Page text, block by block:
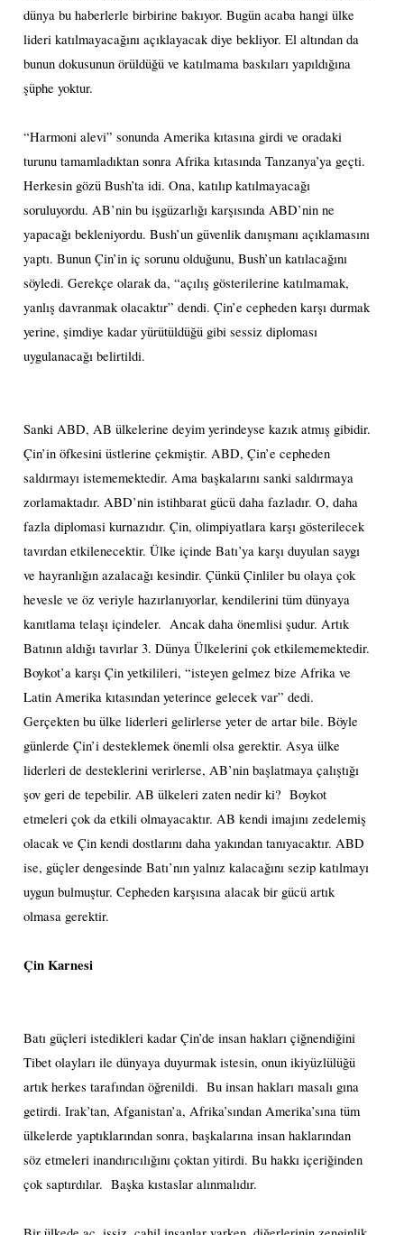
dünya bu haberlerle birbirine bakıyor. Bugün acaba hangi ülke
lideri katılmayacağını açıklayacak diye bekliyor. El altından da
bunun dokusunun örüldüğü ve katılmama baskıları yapıldığına
şüphe yoktur.
“Harmoni alevi” sonunda Amerika kıtasına girdi ve oradaki
turunu tamamladıktan sonra Afrika kıtasında Tanzanya’ya geçti.
Herkesin gözü Bush’ta idi. Ona, katılıp katılmayacağı
soruluyordu. AB’nin bu işgüzarlığı karşısında ABD’nin ne
yapacağı bekleniyordu. Bush’un güvenlik danışmanı açıklamasını
yaptı. Bunun Çin’in iç sorunu olduğunu, Bush’un katılacağını
söyledi. Gerekçe olarak da, “açılış gösterilerine katılmamak,
yanlış davranmak olacaktır” dendi. Çin’e cepheden karşı durmak
yerine, şimdiye kadar yürütüldüğü gibi sessiz diploması
uygulanacağı belirtildi.
Sanki ABD, AB ülkelerine deyim yerindeyse kazık atmış gibidir.
Çin’in öfkesini üstlerine çekmiştir. ABD, Çin’e cepheden
saldırmayı istememektedir. Ama başkalarını sanki saldırmaya
zorlamaktadır. ABD’nin istihbarat gücü daha fazladır. O, daha
fazla diplomasi kurnazıdır. Çin, olimpiyatlara karşı gösterilecek
tavırdan etkilenecektir. Ülke içinde Batı’ya karşı duyulan saygı
ve hayranlığın azalacağı kesindir. Çünkü Çinliler bu olaya çok
hevesle ve öz veriyle hazırlanıyorlar, kendilerini tüm dünyaya
kanıtlama telaşı içindeler. Ancak daha önemlisi şudur. Artık
Batının aldığı tavırlar 3. Dünya Ülkelerini çok etkilememektedir.
Boykot’a karşı Çin yetkilileri, “isteyen gelmez bize Afrika ve
Latin Amerika kıtasından yeterince gelecek var” dedi.
Gerçekten bu ülke liderleri gelirlerse yeter de artar bile. Böyle
günlerde Çin’i desteklemek önemli olsa gerektir. Asya ülke
liderleri de desteklerini verirlerse, AB’nin başlatmaya çalıştığı
şov geri de tepebilir. AB ülkeleri zaten nedir ki? Boykot
etmeleri çok da etkili olmayacaktır. AB kendi imajını zedelemiş
olacak ve Çin kendi dostlarını daha yakından tanıyacaktır. ABD
ise, güçler dengesinde Batı’nın yalnız kalacağını sezip katılmayı
uygun bulmuştur. Cepheden karşısına alacak bir gücü artık
olmasa gerektir.
Çin Karnesi
Batı güçleri istedikleri kadar Çin’de insan hakları çiğnendiğini
Tibet olayları ile dünyaya duyurmak istesin, onun ikiyüzlülüğü
artık herkes tarafından öğrenildi. Bu insan hakları masalı gına
getirdi. Irak’tan, Afganistan’a, Afrika’sından Amerika’sına tüm
ülkelerde yaptıklarından sonra, başkalarına insan haklarından
söz etmeleri inandırıcılığını çoktan yitirdi. Bu hakkı içeriğinden
çok saptırdılar. Başka kıstaslar alınmalıdır.